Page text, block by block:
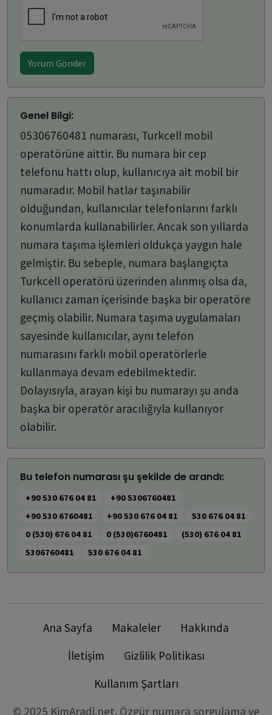
Yorum Gönder
Genel Bilgi:
05306760481 numarası, Turkcell mobil
operatörüne aittir. Bu numara bir cep
telefonu hattı olup, kullanıcıya ait mobil bir
numaradır. Mobil hatlar taşınabilir
olduğundan, kullanıcılar telefonlarını farklı
konumlarda kullanabilirler. Ancak son yıllarda
numara taşıma işlemleri oldukça yaygın hale
gelmiştir. Bu sebeple, numara başlangıçta
Turkcell operatörü üzerinden alınmış olsa da,
kullanıcı zaman içerisinde başka bir operatöre
geçmiş olabilir. Numara taşıma uygulamaları
sayesinde kullanıcılar, aynı telefon
numarasını farklı mobil operatörlerle
kullanmaya devam edebilmektedir.
Dolayısıyla, arayan kişi bu numarayı şu anda
başka bir operatör aracılığıyla kullanıyor
olabilir.
Bu telefon numarası şu şekilde de arandı:
+90 530 676 04 81
+90 5306760481
+90 530 6760481
+90 530 676 04 81
530 676 04 81
0 (530) 676 04 81
0 (530)6760481
(530) 676 04 81
5306760481
530 676 04 81
Ana Sayfa Makaleler
Hakkında
İletişim
Gizlilik Politikası
Kullanım Şartları
© 2025 KimAradi.net. Özgür numara sorgulama ve